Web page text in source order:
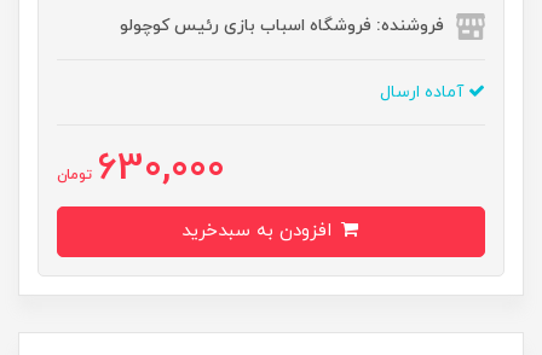
فروشنده: فروشگاه اسباب بازی رئیس کوچولو
آماده ارسال
630,000 تومان